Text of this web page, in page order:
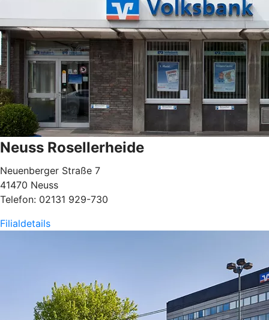
Neuss Rosellerheide
Neuenberger Straße 7
41470 Neuss
Telefon: 02131 929-730
Filialdetails